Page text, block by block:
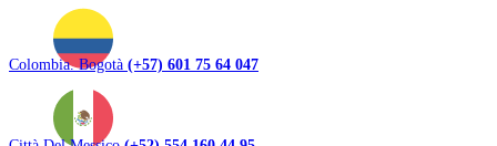
Colombia. Bogotà (+57) 601 75 64 047